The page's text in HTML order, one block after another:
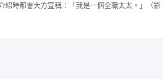
紹時都會大方宣稱：「我是一個全職太太。」（影